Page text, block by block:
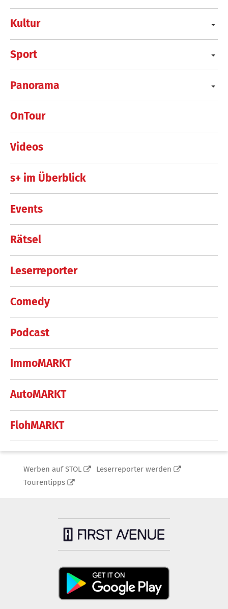
Kultur
Sport
Panorama
OnTour
Videos
s+ im Überblick
Events
Rätsel
Leserreporter
Comedy
Podcast
ImmoMARKT
AutoMARKT
FlohMARKT
Werben auf STOL
Leserreporter werden
Tourentipps